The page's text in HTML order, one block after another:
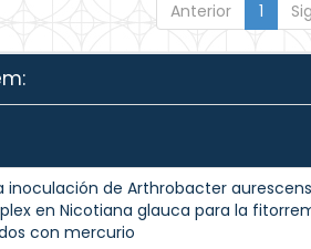
Anterior 1
inoculación de Arthrobacter
en Nicotiana glauca para la
con mercurio